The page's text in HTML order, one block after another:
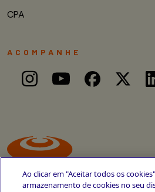
CPA
ACOMPANHE
Ao clicar em "Aceitar todos os
armazenamento de cookies no seu